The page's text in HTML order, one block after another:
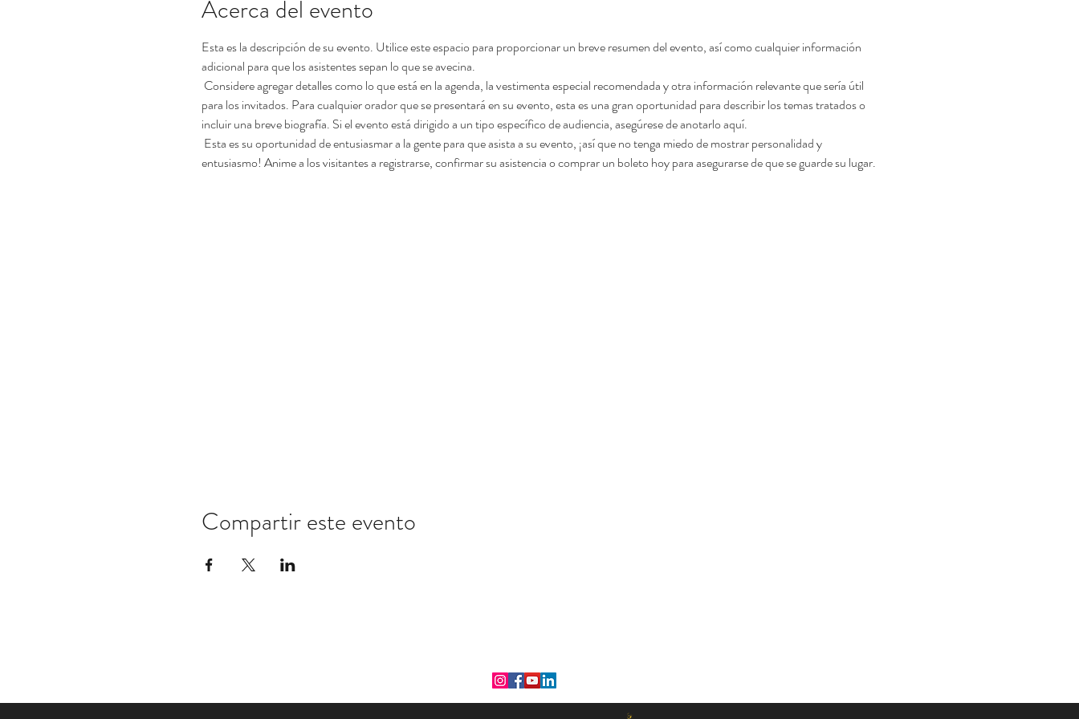
Acerca del evento
Esta es la descripción de su evento. Utilice este espacio para proporcionar un breve resumen del evento, así como cualquier información
adicional para que los asistentes sepan lo que se avecina.
para los invitados. Para cualquier orador que se presentará en su evento, esta es una gran oportunidad para describir los temas tratados o
incluir una breve biografía. Si el evento está dirigido a un tipo específico de audiencia, asegúrese de anotarlo aquí.
entusiasmo! Anime a los visitantes a registrarse, confirmar su asistencia o comprar un boleto hoy para asegurarse de que se guarde su lugar.
Compartir este evento